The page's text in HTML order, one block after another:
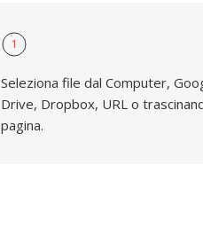
1
Seleziona file dal Computer,
Drive, Dropbox, URL o
pagina.